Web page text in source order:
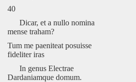
40
Dicar, et a nullo nomina
mense traham?
Tum me paeniteat posuisse
fideliter iras
In genus Electrae
Dardaniamque domum.